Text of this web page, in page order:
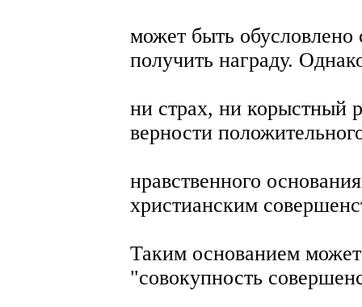
может быть
получить награду.
ни страх, ни корыстный
верности
нравственного
христианским
Таким основанием
"совокупность